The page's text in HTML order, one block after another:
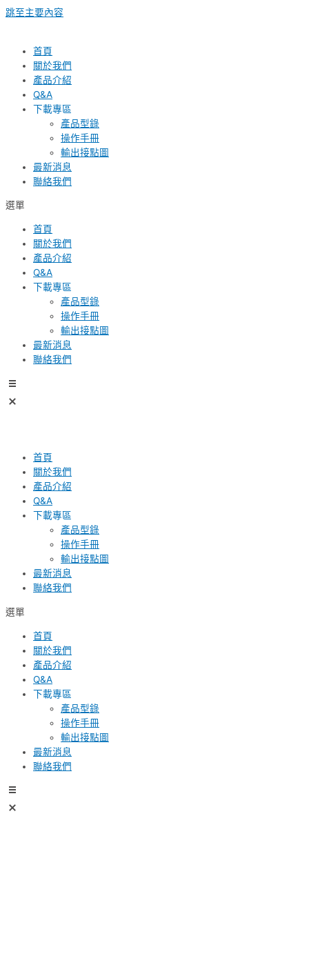
跳至主要內容
首頁
關於我們
產品介紹
Q&A
下載專區
產品型錄
操作手冊
輸出接點圖
最新消息
聯絡我們
選單
首頁
關於我們
產品介紹
Q&A
下載專區
產品型錄
操作手冊
輸出接點圖
最新消息
聯絡我們
首頁
關於我們
產品介紹
Q&A
下載專區
產品型錄
操作手冊
輸出接點圖
最新消息
聯絡我們
選單
首頁
關於我們
產品介紹
Q&A
下載專區
產品型錄
操作手冊
輸出接點圖
最新消息
聯絡我們